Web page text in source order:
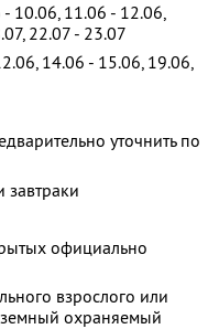
- 10.06, 11.06 - 12.06,
22.07 - 23.07
14.06 - 15.06, 19.06,
уточнить по
официально
взрослого или
охраняемый